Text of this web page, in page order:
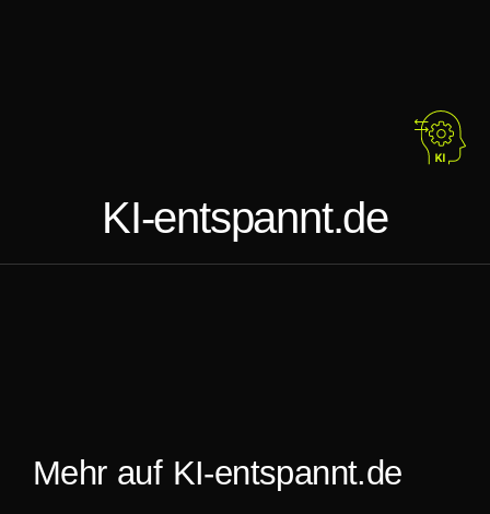
KI-entspannt.de
Mehr auf KI-entspannt.de